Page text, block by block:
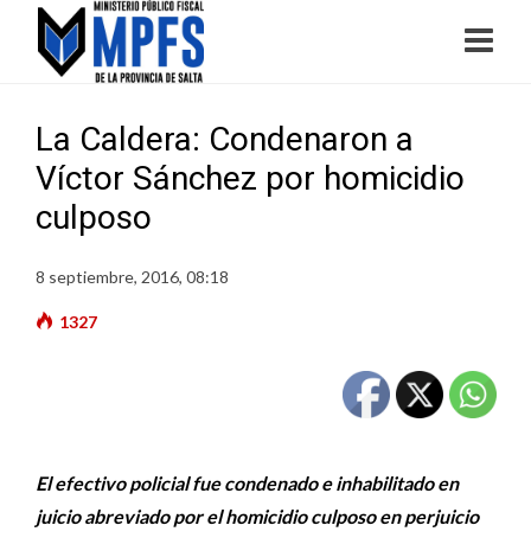
La Caldera: Condenaron a
Víctor Sánchez por homicidio
culposo
8 septiembre, 2016, 08:18
1327
El efectivo policial fue condenado e inhabilitado en
juicio abreviado por el homicidio culposo en perjuicio